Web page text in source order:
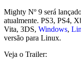
Mighty Nº 9 será
atualmente. PS3, PS4,
Vita, 3DS, Windows,
versão para Linux.
Veja o Trailer: